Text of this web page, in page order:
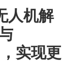
机解
实现更